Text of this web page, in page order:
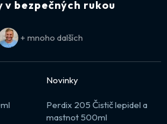
v bezpečných rukou
+ mnoho dalších
Novinky
Perdix 205 Čistič lepidel a
mastnot 500ml